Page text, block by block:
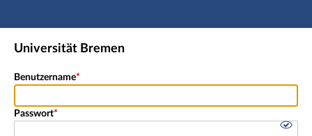
Hauptnavigation
Shibboleth Login
Universität Bremen
Benutzername
Passwort